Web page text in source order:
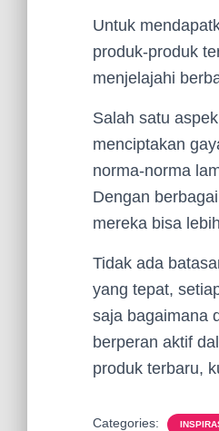
Untuk
produk-produk
menjelajahi
Salah satu
menciptakan
norma-norma
Dengan
mereka bisa
Tidak ada
yang tepat,
saja bagaimana
berperan aktif
produk terbaru,
Categories: